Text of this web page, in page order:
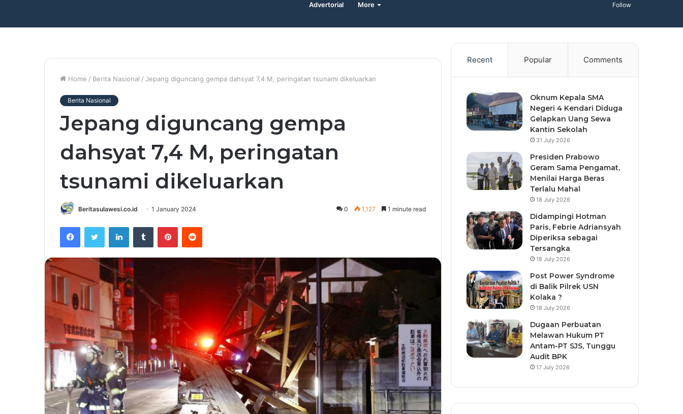
Advertorial More Follow
Home / Berita Nasional / Jepang diguncang gempa dahsyat 7,4 M, peringatan tsunami dikeluarkan
Berita Nasional
Jepang diguncang gempa
dahsyat 7,4 M, peringatan
tsunami dikeluarkan
Beritasulawesi.co.id 1 January 2024 0 1,127 1 minute read
Recent Popular Comments
Oknum Kepala SMA
Negeri 4 Kendari Diduga
Gelapkan Uang Sewa
Kantin Sekolah
31 July 2026
Presiden Prabowo
Geram Sama Pengamat,
Menilai Harga Beras
Terlalu Mahal
18 July 2026
Didampingi Hotman
Paris, Febrie Adriansyah
Diperiksa sebagai
Tersangka
18 July 2026
Post Power Syndrome
di Balik Pilrek USN
Kolaka ?
18 July 2026
Dugaan Perbuatan
Melawan Hukum PT
Antam-PT SJS, Tunggu
Audit BPK
17 July 2026